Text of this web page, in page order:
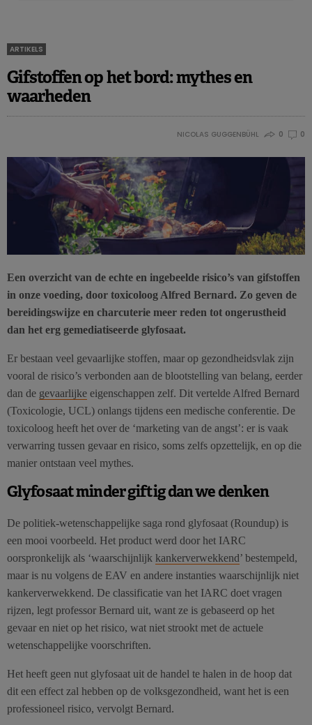
ARTIKELS
Gifstoffen op het bord: mythes en
waarheden
NICOLAS GUGGENBÜHL 0 0
Een overzicht van de echte en ingebeelde risico’s van gifstoffen
in onze voeding, door toxicoloog Alfred Bernard. Zo geven de
bereidingswijze en charcuterie meer reden tot ongerustheid
dan het erg gemediatiseerde glyfosaat.
Er bestaan veel gevaarlijke stoffen, maar op gezondheidsvlak zijn
vooral de risico’s verbonden aan de blootstelling van belang, eerder
dan de gevaarlijke eigenschappen zelf. Dit vertelde Alfred Bernard
(Toxicologie, UCL) onlangs tijdens een medische conferentie. De
toxicoloog heeft het over de ‘marketing van de angst’: er is vaak
verwarring tussen gevaar en risico, soms zelfs opzettelijk, en op die
manier ontstaan veel mythes.
Glyfosaat minder giftig dan we denken
De politiek-wetenschappelijke saga rond glyfosaat (Roundup) is
een mooi voorbeeld. Het product werd door het IARC
oorspronkelijk als ‘waarschijnlijk kankerverwekkend’ bestempeld,
maar is nu volgens de EAV en andere instanties waarschijnlijk niet
kankerverwekkend. De classificatie van het IARC doet vragen
rijzen, legt professor Bernard uit, want ze is gebaseerd op het
gevaar en niet op het risico, wat niet strookt met de actuele
wetenschappelijke voorschriften.
Het heeft geen nut glyfosaat uit de handel te halen in de hoop dat
dit een effect zal hebben op de volksgezondheid, want het is een
professioneel risico, vervolgt Bernard.